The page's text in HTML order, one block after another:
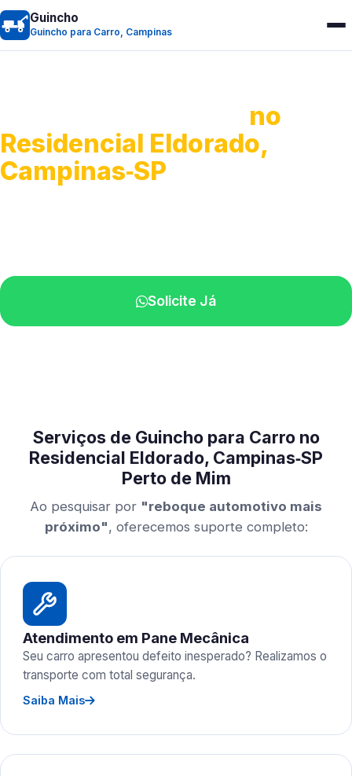
Guincho
Guincho para Carro, Campinas
no
Residencial Eldorado,
Campinas‑SP
Solicite Já
Serviços de Guincho para Carro no
Residencial Eldorado, Campinas‑SP
Perto de Mim
Ao pesquisar por "reboque automotivo mais
próximo", oferecemos suporte completo:
Atendimento em Pane Mecânica
Seu carro apresentou defeito inesperado? Realizamos o
transporte com total segurança.
Saiba Mais